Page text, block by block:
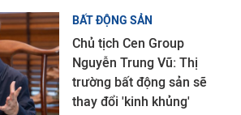
BẤT ĐỘNG SẢN
Chủ tịch Cen Group
Nguyễn Trung Vũ: Thị
trường bất động sản sẽ
thay đổi 'kinh khủng'